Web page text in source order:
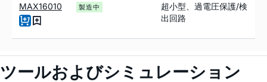
MAX16010 製造中
超小型、過電圧保護/検
出回路
ツールおよびシミュレーション